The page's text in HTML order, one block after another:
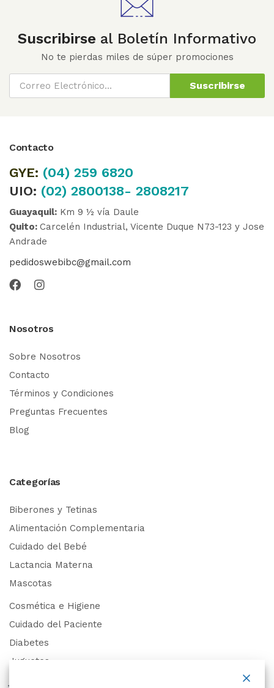
Suscribirse al Boletín Informativo
No te pierdas miles de súper promociones
Suscribirse
Contacto
GYE: (04) 259 6820
UIO: (02) 2800138- 2808217
Guayaquil: Km 9 ½ vía Daule
Quito: Carcelén Industrial, Vicente Duque N73-123 y Jose
Andrade
pedidoswebibc@gmail.com
Nosotros
Sobre Nosotros
Contacto
Términos y Condiciones
Preguntas Frecuentes
Blog
Categorías
Biberones y Tetinas
Alimentación Complementaria
Cuidado del Bebé
Lactancia Materna
Mascotas
Cosmética e Higiene
Cuidado del Paciente
Diabetes
Juguetes